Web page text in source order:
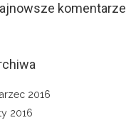
komentarze
2016
2016